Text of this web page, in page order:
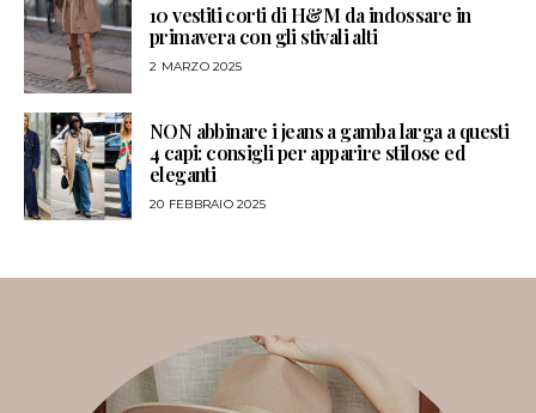
10 vestiti corti di H&M da indossare in
primavera con gli stivali alti
2 MARZO 2025
NON abbinare i jeans a gamba larga a questi
4 capi: consigli per apparire stilose ed
eleganti
20 FEBBRAIO 2025